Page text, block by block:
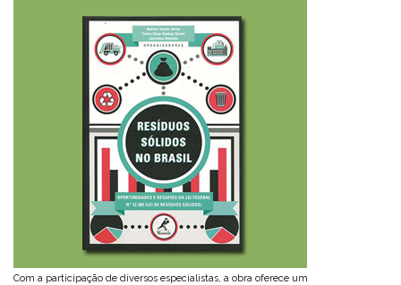
Com a participação de diversos especialistas, a obra oferece um